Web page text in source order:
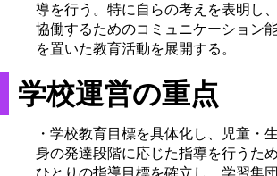
導を行う。特に自らの考えを表明し
協働するためのコミュニケーション
を置いた教育活動を展開する。
学校運営の重点
・学校教育目標を具体化し、児童・
身の発達段階に応じた指導を行うた
ひとりの指導目標を確立し、学習集